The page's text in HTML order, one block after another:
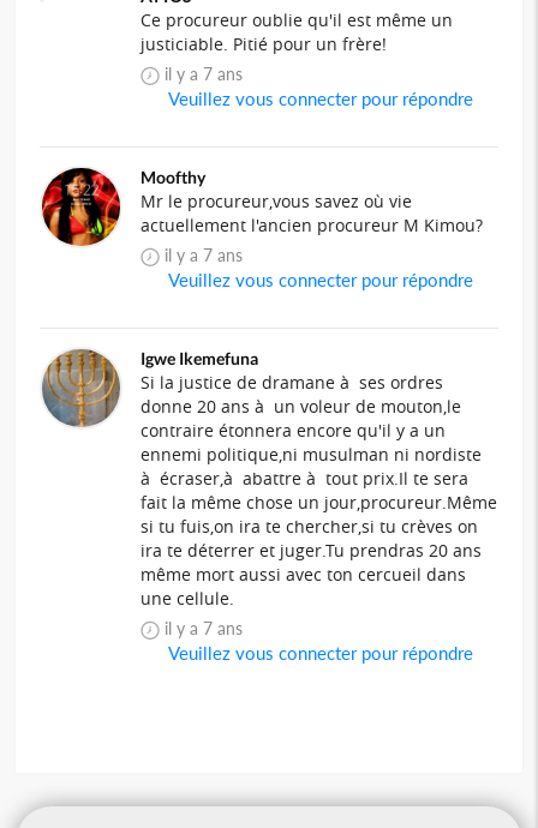
Ce procureur oublie qu'il est même un
justiciable. Pitié pour un frère!
il y a 7 ans
Veuillez vous connecter pour répondre
Moofthy
Mr le procureur,vous savez où vie
actuellement l'ancien procureur M Kimou?
il y a 7 ans
Veuillez vous connecter pour répondre
Igwe Ikemefuna
Si la justice de dramane à ses ordres
donne 20 ans à un voleur de mouton,le
contraire étonnera encore qu'il y a un
ennemi politique,ni musulman ni nordiste
à écraser,à abattre à tout prix.Il te sera
fait la même chose un jour,procureur.Même
si tu fuis,on ira te chercher,si tu crèves on
ira te déterrer et juger.Tu prendras 20 ans
même mort aussi avec ton cercueil dans
une cellule.
il y a 7 ans
Veuillez vous connecter pour répondre